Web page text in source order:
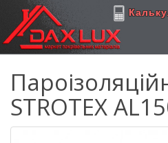
STROTEX